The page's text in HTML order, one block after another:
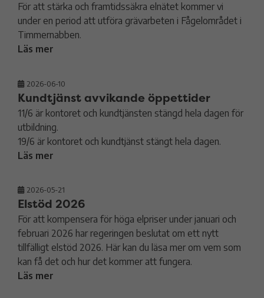
För att stärka och framtidssäkra elnätet kommer vi
under en period att utföra grävarbeten i Fågelområdet i
Timmernabben.
Läs mer
2026-06-10
Kundtjänst avvikande öppettider
11/6 är kontoret och kundtjänsten stängd hela dagen för
utbildning.
19/6 är kontoret och kundtjänst stängt hela dagen.
Läs mer
2026-05-21
Elstöd 2026
För att kompensera för höga elpriser under januari och
februari 2026 har regeringen beslutat om ett nytt
tillfälligt elstöd 2026. Här kan du läsa mer om vem som
kan få det och hur det kommer att fungera.
Läs mer